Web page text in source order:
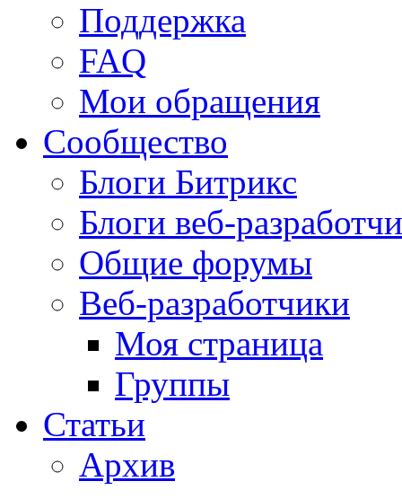
Поддержка
FAQ
Мои обращения
Сообщество
Блоги Битрикс
Блоги веб-
Общие форумы
Веб-разработчики
Моя страница
Группы
Статьи
Архив